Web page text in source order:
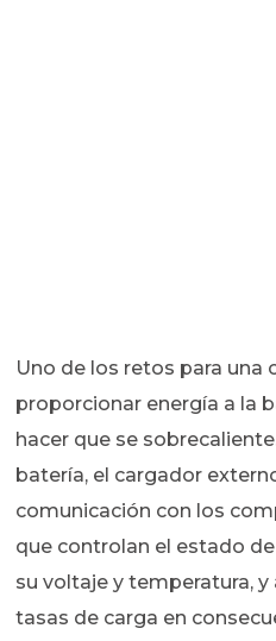
Uno de los retos para una
proporcionar energía a la
hacer que se
batería, el cargador
comunicación con los
que controlan el estado
su voltaje y temperatura,
tasas de carga en